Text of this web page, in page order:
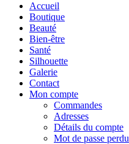
Accueil
Boutique
Beauté
Bien-être
Santé
Silhouette
Galerie
Contact
Mon compte
Commandes
Adresses
Détails du compte
Mot de passe perdu